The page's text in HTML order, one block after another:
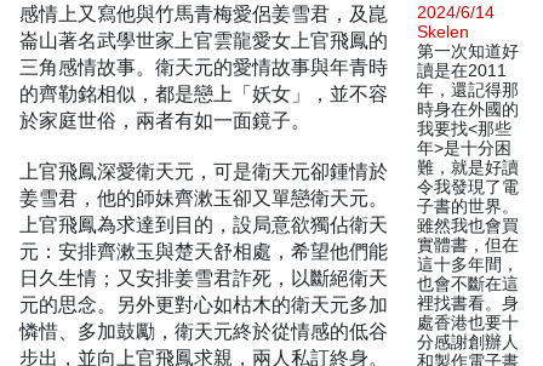
感情上又寫他與竹馬青梅愛侶姜雪君，及崑
崙山著名武學世家上官雲龍愛女上官飛鳳的
三角感情故事。衛天元的愛情故事與年青時
的齊勒銘相似，都是戀上「妖女」，並不容
於家庭世俗，兩者有如一面鏡子。
上官飛鳳深愛衛天元，可是衛天元卻鍾情於
姜雪君，他的師妹齊漱玉卻又單戀衛天元。
上官飛鳳為求達到目的，設局意欲獨佔衛天
元：安排齊漱玉與楚天舒相處，希望他們能
日久生情；又安排姜雪君詐死，以斷絕衛天
元的思念。另外更對心如枯木的衛天元多加
憐惜、多加鼓勵，衛天元終於從情感的低谷
步出，並向上官飛鳳求親，兩人私訂終身。
2024/6/14
Skelen
第一次知道好
讀是在2011
年，還記得那
時身在外國的
我要找<那些
年>是十分困
難，就是好讀
令我發現了電
子書的世界。
雖然我也會買
實體書，但在
這十多年間，
也會不斷在這
裡找書看。身
處香港也要十
分感謝創辦人
和製作電子書